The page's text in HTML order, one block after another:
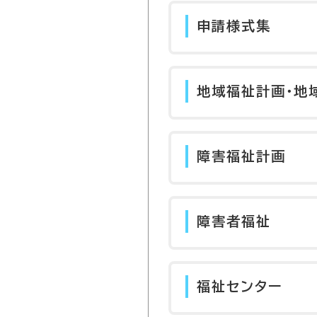
申請様式集
地域福祉計画・地
障害福祉計画
障害者福祉
福祉センター